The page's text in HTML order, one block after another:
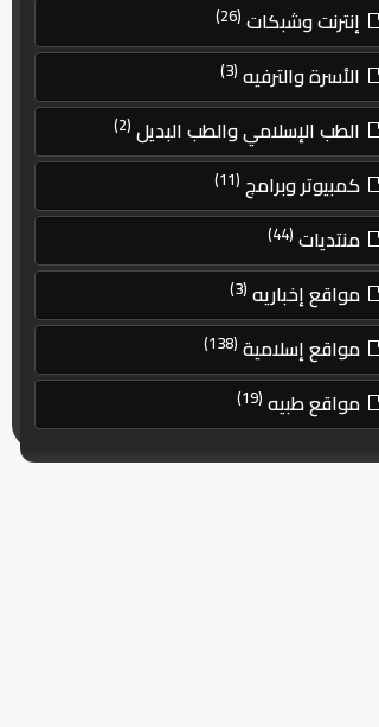
إنترنت وشبكات (26)
الأسرة والترفيه (3)
الطب الإسلامي والطب البديل (2)
كمبيوتر وبرامج (11)
منتديات (44)
مواقع إخباريه (3)
مواقع إسلامية (138)
مواقع طبيه (19)